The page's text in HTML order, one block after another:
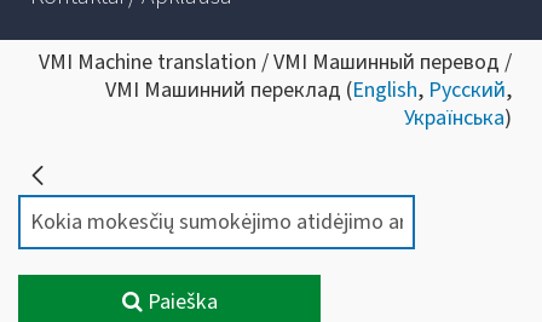
VMI Machine translation / VMI Машинный перевод /
VMI Машинний переклад (English, Русский,
Українська)
Paieška